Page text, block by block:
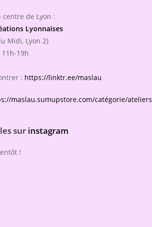
de Lyon :
Lyonnaises
Midi, Lyon 2)
19h
: https://linktr.ee/maslau
maslau.sumupstore.com/catégorie/ateliers
sur instagram
!